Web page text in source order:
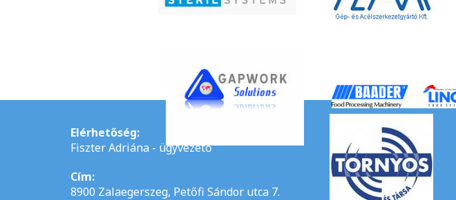
Elérhetőség:
Fiszter Adriána - ügyvezető
Cím:
8900 Zalaegerszeg, Petőfi Sándor utca 7.